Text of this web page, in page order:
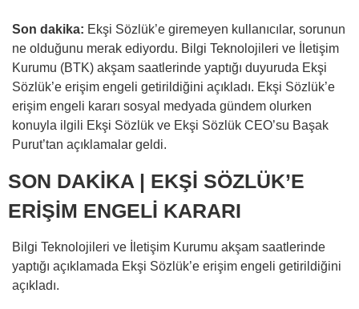
Son dakika: Ekşi Sözlük’e giremeyen kullanıcılar, sorunun
ne olduğunu merak ediyordu. Bilgi Teknolojileri ve İletişim
Kurumu (BTK) akşam saatlerinde yaptığı duyuruda Ekşi
Sözlük’e erişim engeli getirildiğini açıkladı. Ekşi Sözlük’e
erişim engeli kararı sosyal medyada gündem olurken
konuyla ilgili Ekşi Sözlük ve Ekşi Sözlük CEO’su Başak
Purut’tan açıklamalar geldi.
SON DAKİKA | EKŞİ SÖZLÜK’E
ERİŞİM ENGELİ KARARI
Bilgi Teknolojileri ve İletişim Kurumu akşam saatlerinde
yaptığı açıklamada Ekşi Sözlük’e erişim engeli getirildiğini
açıkladı.